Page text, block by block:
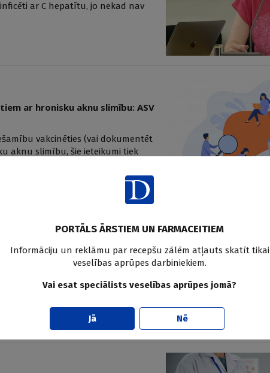
ar C hepatītu, jo nekad nav
ar hronisku aknu slimību: ASV
vakcinēties (vai dokumentēt
aknu slimību, šie ieteikumi tiek
pacients
Hepatologu un HIV/AIDS
organizēta diskusija “Jauni
PORTĀLS ĀRSTIEM UN FARMACEITIEM
Informāciju un reklāmu par recepšu zālēm atļauts skatīt tikai
veselības aprūpes darbiniekiem.
Vai esat speciālists veselības aprūpes jomā?
Jā Nē